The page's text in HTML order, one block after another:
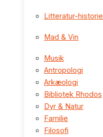
Litteratur-historie
Mad & Vin
Musik
Antropologi
Arkæologi
Bibliotek Rhodos
Dyr & Natur
Familie
Filosofi